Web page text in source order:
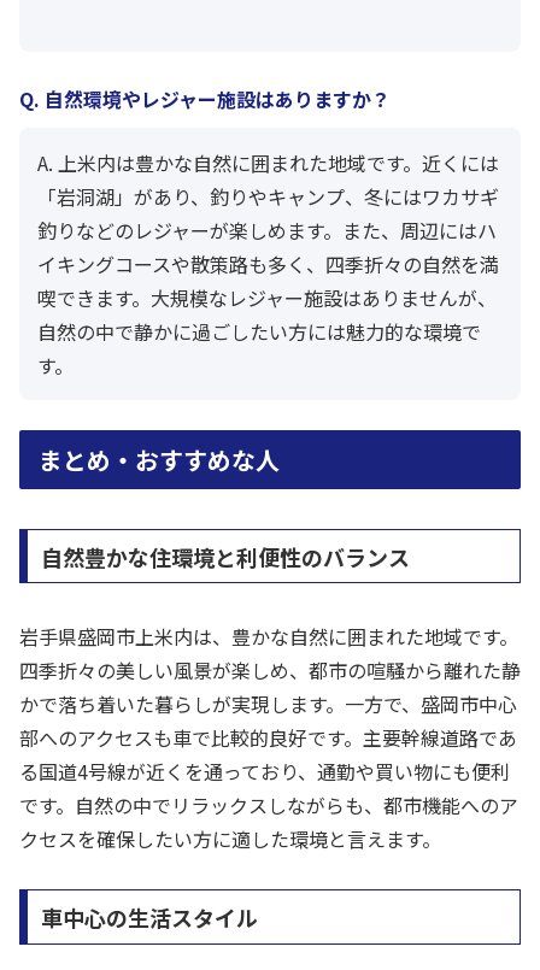
Q. 自然環境やレジャー施設はありますか？
A. 上米内は豊かな自然に囲まれた地域です。近くには
「岩洞湖」があり、釣りやキャンプ、冬にはワカサギ
釣りなどのレジャーが楽しめます。また、周辺にはハ
イキングコースや散策路も多く、四季折々の自然を満
喫できます。大規模なレジャー施設はありませんが、
自然の中で静かに過ごしたい方には魅力的な環境で
す。
まとめ・おすすめな人
自然豊かな住環境と利便性のバランス
岩手県盛岡市上米内は、豊かな自然に囲まれた地域です。
四季折々の美しい風景が楽しめ、都市の喧騒から離れた静
かで落ち着いた暮らしが実現します。一方で、盛岡市中心
部へのアクセスも車で比較的良好です。主要幹線道路であ
る国道4号線が近くを通っており、通勤や買い物にも便利
です。自然の中でリラックスしながらも、都市機能へのア
クセスを確保したい方に適した環境と言えます。
車中心の生活スタイル